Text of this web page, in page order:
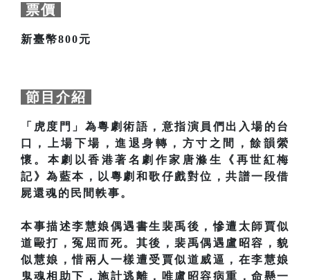
票價
新臺幣800元
節目介紹
「虎度門」為粵劇術語，意指演員們出入場的台
口，上場下場，進退身轉，方寸之間，餘韻縈
懷。本劇以香港著名劇作家唐滌生《再世紅梅
記》為藍本，以粵劇和歌仔戲對位，共譜一段借
屍還魂的民間軼事。
本事描述李慧娘偶遇書生裴禹後，慘遭太師賈似
道毆打，冤屈而死。其後，裴禹偶遇盧昭容，貌
似慧娘，惜兩人一樣遭受賈似道威逼，在李慧娘
鬼魂相助下，施計逃離，唯盧昭容病重，命懸一